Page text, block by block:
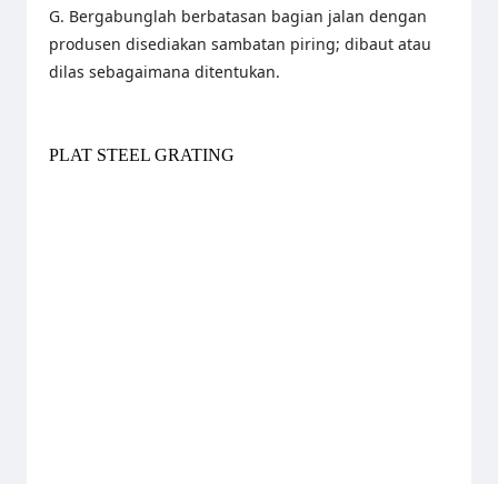
G. Bergabunglah berbatasan bagian jalan dengan
produsen disediakan sambatan piring; dibaut atau
dilas sebagaimana ditentukan.
PLAT STEEL GRATING